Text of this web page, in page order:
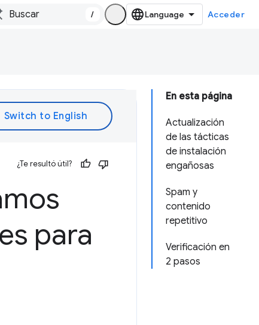
/ Acceder
En esta página
Actualización
de las tácticas
de instalación
engañosas
Spam y
contenido
repetitivo
Verificación en
2 pasos
¿Te resultó útil?
para